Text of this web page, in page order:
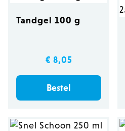
Tandgel 100 g
€ 8,05
Bestel